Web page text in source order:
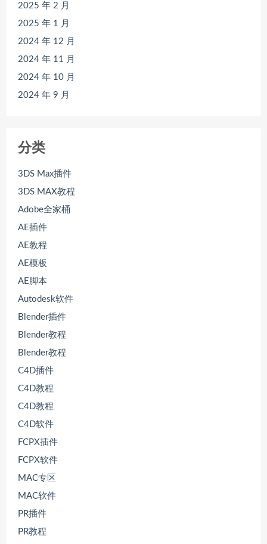
2025 年 2 月
2025 年 1 月
2024 年 12 月
2024 年 11 月
2024 年 10 月
2024 年 9 月
分类
3DS Max插件
3DS MAX教程
Adobe全家桶
AE插件
AE教程
AE模板
AE脚本
Autodesk软件
Blender插件
Blender教程
Blender教程
C4D插件
C4D教程
C4D教程
C4D软件
FCPX插件
FCPX软件
MAC专区
MAC软件
PR插件
PR教程